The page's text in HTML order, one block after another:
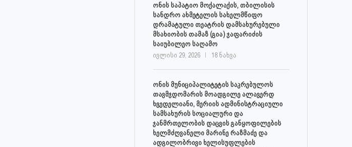
ონის საპატიო მოქალაქის, თბილისის
სანდრო ახმეტელის სახელმწიფო
დრამატული თეატრის დამსახურებული
მსახიობის თამაზ (გია) ჯაფარიძის
საიუბილეო საღამო
ივლისი 29, 2026 18 ნახვა
ონის მუნიციპალიტეტის საკრებულოს
თავმჯდომარის მოადგილე ალავერდ
ხვედელიანი, მერიის ადმინისტრაციული
სამსახურის სოციალური და
ჯანმრთელობის დაცვის განყოფილების
ხელმძღვანელი მარინე რაზმაძე და
ადგილობრივი ხელისუფლების